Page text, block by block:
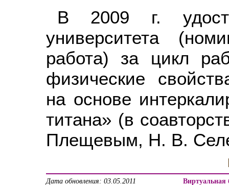
В 2009 г.
университета
работа) за цикл
физические
на основе
титана» (в
Плещевым, Н. В.
Дата обновления: 03.05.2011 Виртуальная